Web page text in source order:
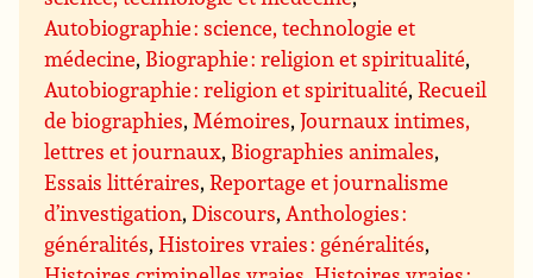
Autobiographie : science, technologie et
médecine, Biographie : religion et spiritualité,
Autobiographie : religion et spiritualité,Recueil
de biographies,Mémoires,Journaux intimes,
lettres et journaux, Biographies animales,
Essais littéraires,Reportage et journalisme
d’investigation,Discours,Anthologies :
généralités,Histoires vraies : généralités,